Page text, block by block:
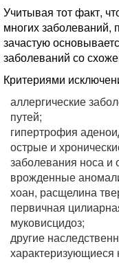
Учитывая тот факт,
многих заболеваний,
зачастую
заболеваний со
Критериями
аллергические
путей;
гипертрофия
острые и
заболевания носа и
врожденные
хоан, расщелина
первичная
муковисцидоз;
другие